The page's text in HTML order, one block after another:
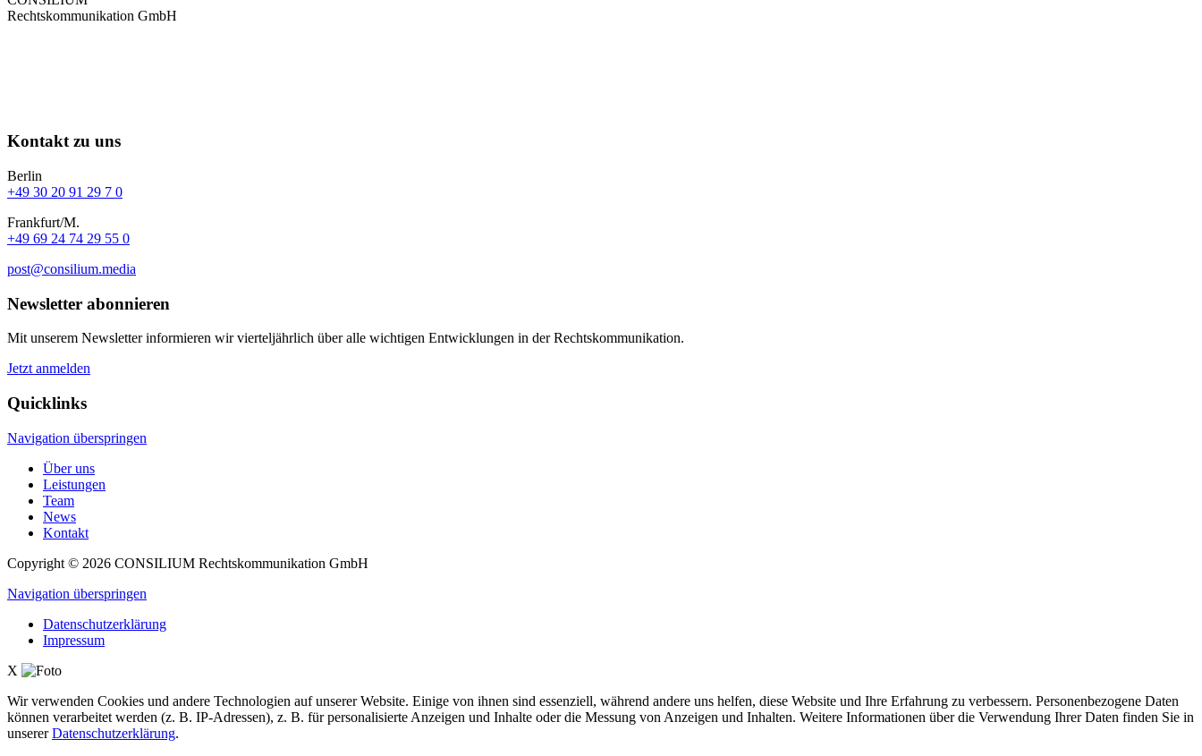
Rechtskommunikation GmbH
Kontakt zu uns
Berlin
+49 30 20 91 29 7 0
Frankfurt/M.
+49 69 24 74 29 55 0
post@consilium.media
Newsletter abonnieren
Mit unserem Newsletter informieren wir viertel­jährlich über alle wichtigen Ent­wick­lun­gen in der Rechts­kommu­nikation.
Jetzt anmelden
Quicklinks
Navigation überspringen
Über uns
Leistungen
Team
News
Kontakt
Copyright © 2026 CONSILIUM Rechtskommunikation GmbH
Navigation überspringen
Datenschutzerklärung
Impressum
X
Wir verwenden Cookies und andere Technologien auf unserer Website. Einige von ihnen sind essenziell, während andere uns helfen, diese Website und Ihre Erfahrung zu verbessern. Personenbezogene Daten
können verarbeitet werden (z. B. IP-Adressen), z. B. für personalisierte Anzeigen und Inhalte oder die Messung von Anzeigen und Inhalten. Weitere Informationen über die Verwendung Ihrer Daten finden Sie in
unsererDatenschutzerklärung.